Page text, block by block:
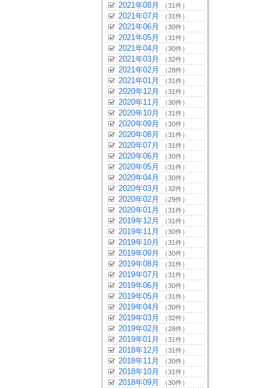
2021年08月 （31件）
2021年07月 （31件）
2021年06月 （30件）
2021年05月 （31件）
2021年04月 （30件）
2021年03月 （32件）
2021年02月 （28件）
2021年01月 （31件）
2020年12月 （31件）
2020年11月 （30件）
2020年10月 （31件）
2020年09月 （30件）
2020年08月 （31件）
2020年07月 （31件）
2020年06月 （30件）
2020年05月 （31件）
2020年04月 （30件）
2020年03月 （32件）
2020年02月 （29件）
2020年01月 （31件）
2019年12月 （31件）
2019年11月 （30件）
2019年10月 （31件）
2019年09月 （30件）
2019年08月 （31件）
2019年07月 （31件）
2019年06月 （30件）
2019年05月 （31件）
2019年04月 （30件）
2019年03月 （32件）
2019年02月 （28件）
2019年01月 （31件）
2018年12月 （31件）
2018年11月 （30件）
2018年10月 （31件）
2018年09月 （30件）